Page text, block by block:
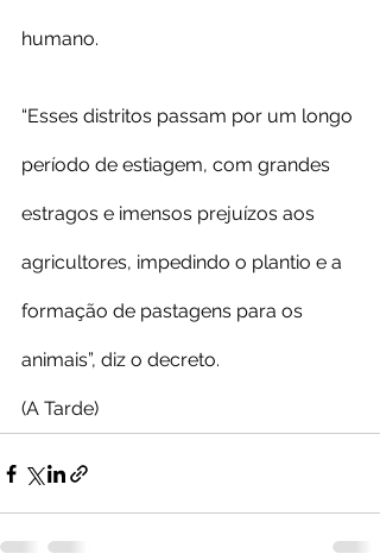
humano.
“Esses distritos passam por um longo
período de estiagem, com grandes
estragos e imensos prejuízos aos
agricultores, impedindo o plantio e a
formação de pastagens para os
animais”, diz o decreto.
(A Tarde)